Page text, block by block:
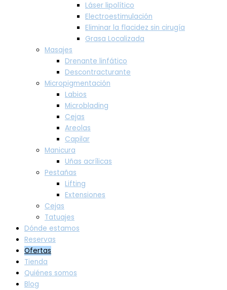
Láser lipolítico
Electroestimulación
Eliminar la flacidez sin cirugía
Grasa Localizada
Masajes
Drenante linfático
Descontracturante
Micropigmentación
Labios
Microblading
Cejas
Areolas
Capilar
Manicura
Uñas acrílicas
Pestañas
Lifting
Extensiones
Cejas
Tatuajes
Dónde estamos
Reservas
Ofertas
Tienda
Quiénes somos
Blog